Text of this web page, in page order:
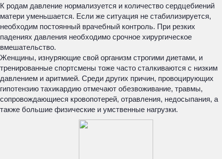
К родам давление нормализуется и количество сердцебиений
матери уменьшается. Если же ситуация не стабилизируется,
необходим постоянный врачебный контроль. При резких
падениях давления необходимо срочное хирургическое
вмешательство.
Женщины, изнуряющие свой организм строгими диетами, и
тренированные спортсмены тоже часто сталкиваются с низким
давлением и аритмией. Среди других причин, провоцирующих
гипотензию тахикардию отмечают обезвоживание, травмы,
сопровождающиеся кровопотерей, отравления, недосыпания, а
также большие физические и умственные нагрузки.